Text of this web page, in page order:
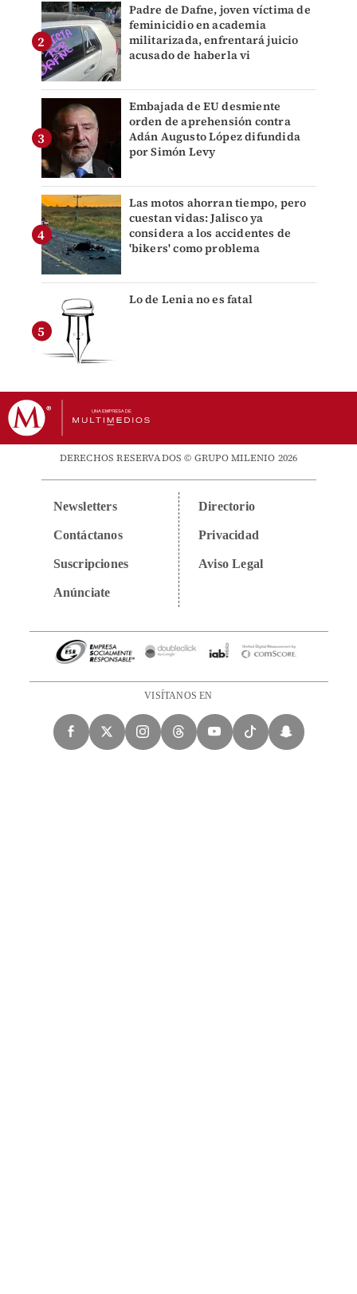
Padre de Dafne, joven víctima de
feminicidio en academia
militarizada, enfrentará juicio
acusado de haberla vi
Embajada de EU desmiente
orden de aprehensión contra
Adán Augusto López difundida
por Simón Levy
Las motos ahorran tiempo, pero
cuestan vidas: Jalisco ya
considera a los accidentes de
'bikers' como problema
Lo de Lenia no es fatal
DERECHOS RESERVADOS © GRUPO MILENIO 2026
Newsletters
Contáctanos
Suscripciones
Anúnciate
Directorio
Privacidad
Aviso Legal
VISÍTANOS EN